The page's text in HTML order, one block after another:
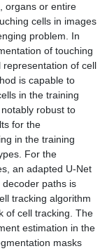
organs or entire
cells in images
problem. In
of touching
representation of cell
is capable to
in the training
robust to
for the
in the training
For the
an adapted U-Net
paths is
tracking algorithm
of cell tracking. The
estimation in the
masks